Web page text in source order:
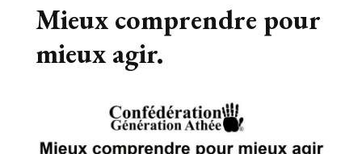
Mieux comprendre pour
mieux agir.